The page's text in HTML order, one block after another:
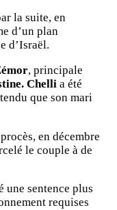
la suite, en
d’un plan
d’Israël.
, principale
Chelli a été
que son mari
en décembre
le couple à de
une sentence plus
requises